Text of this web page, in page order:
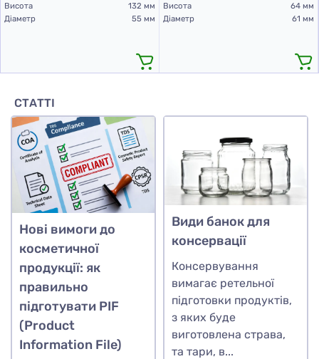
Висота
132 мм
Діаметр
55 мм
Висота
64 мм
Діаметр
61 мм
СТАТТІ
Нові вимоги до
косметичної
продукції: як
правильно
підготувати PIF
(Product
Information File)
Види банок для
консервації
Консервування
вимагає ретельної
підготовки продуктів,
з яких буде
виготовлена страва,
та тари, в...